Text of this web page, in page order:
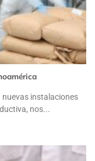
instalaciones
nos...